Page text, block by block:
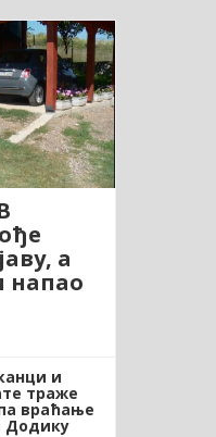
а
напао
и
траже
враћање
Додику